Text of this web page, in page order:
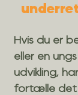
Hvis du er
eller en
udvikling,
fortælle det